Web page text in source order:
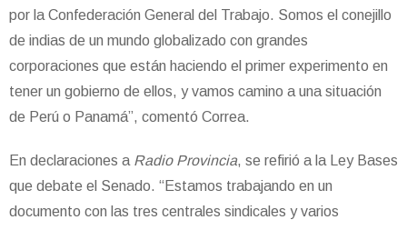
por la Confederación General del Trabajo. Somos el conejillo
de indias de un mundo globalizado con grandes
corporaciones que están haciendo el primer experimento en
tener un gobierno de ellos, y vamos camino a una situación
de Perú o Panamá”, comentó Correa.
En declaraciones a Radio Provincia, se refirió a la Ley Bases
que debate el Senado. “Estamos trabajando en un
documento con las tres centrales sindicales y varios